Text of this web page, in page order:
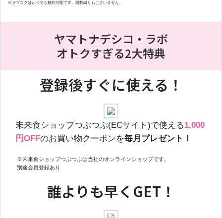
※サブスクはいつでも解約可能です。回数縛りもございません。
ヤマトナデシコ・ラボ
オトクすぎる2大特典
登録後すぐに使える！
未来食ショップつぶつぶ(ECサイト)で使える1,000
円OFFのお買い物クーポンを毎月プレゼント！
※未来食ショップつぶつぶは当社のオンラインショップです。
別途会員登録あり
誰よりも早くGET！